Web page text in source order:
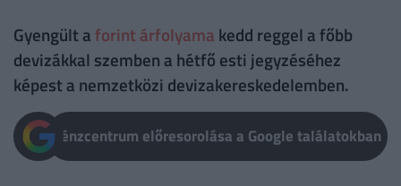
Gyengült a forint árfolyama kedd reggel a főbb
devizákkal szemben a hétfő esti jegyzéséhez
képest a nemzetközi devizakereskedelemben.
Pénzcentrum előresorolása a Google találatokban